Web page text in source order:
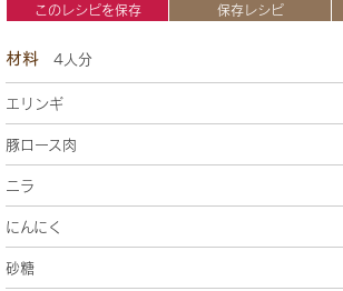
このレシピを保存 保存レシピ
材料 4人分
エリンギ
豚ロース肉
ニラ
にんにく
砂糖